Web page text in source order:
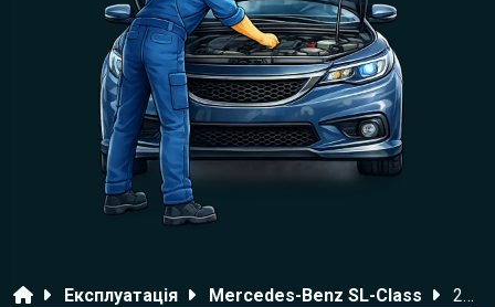
ГоловнаЕксплуатація Mercedes-Benz SL-Class
2020 року